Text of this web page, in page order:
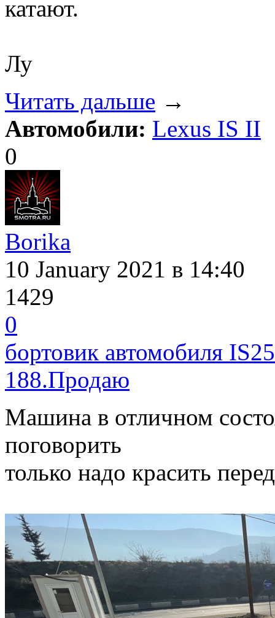
катают.
Лу
Читать дальше →
Автомобили: Lexus IS II
0
Borika
10 January 2021 в 14:40
1429
0
бортовик автомобиля
188.Продаю
Машина в отличном
поговорить
только надо красить